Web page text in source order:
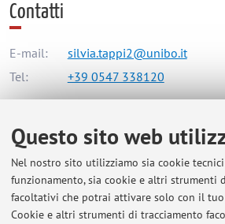
Questo sito web
Nel nostro sito utilizziamo sia cookie
funzionamento, sia cookie e altri strumenti
facoltativi che potrai attivare solo con il tuo
Cookie e altri strumenti di tracciamento
Contatti
E-mail:
silvia.tappi2@unibo.it
Tel:
+39 0547 338120
Dipartimento di Scienze e
Piazza Goidanich 60, Cesena - Vai
Risorse in rete